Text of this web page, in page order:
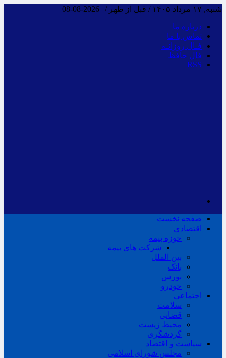
شنبه, ۱۷ مرداد ۱۴۰۵ / قبل از ظهر / |
2026-08-08
درباره ما
تماس با ما
فـال روزانـه
فال حافظ
RSS
صفحه نخست
اقتصادی
حوزه بیمه
شرکت های بیمه
بین الملل
بانک
بورس
خودرو
اجتماعی
سلامت
قضایی
محیط زیست
گردشگری
سیاست و اقتصاد
مجلس شورای اسلامی